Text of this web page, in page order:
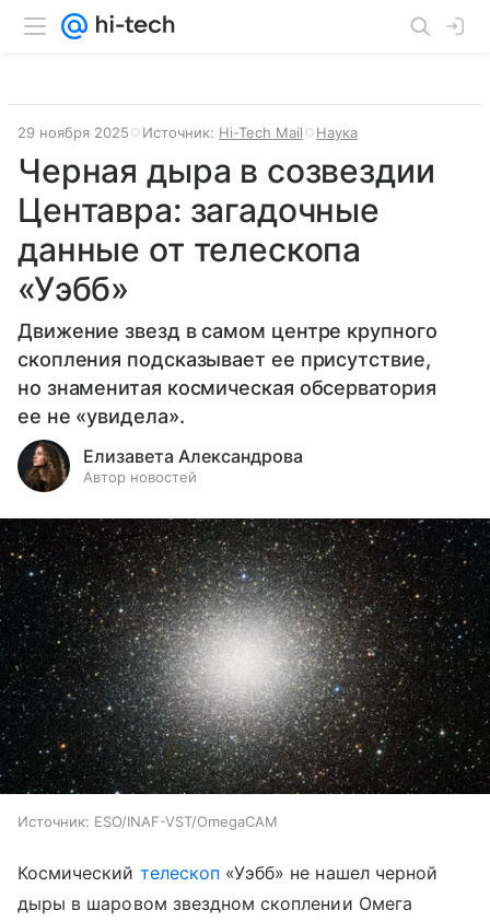
29 ноября 2025 Источник: Hi-Tech Mail Наука
Черная дыра в созвездии
Центавра: загадочные
данные от телескопа
«Уэбб»
Движение звезд в самом центре крупного
скопления подсказывает ее присутствие,
но знаменитая космическая обсерватория
ее не «увидела».
Елизавета Александрова
Автор новостей
Источник: ESO/INAF-VST/OmegaCAM
Космический телескоп «Уэбб» не нашел черной
дыры в шаровом звездном скоплении Омега